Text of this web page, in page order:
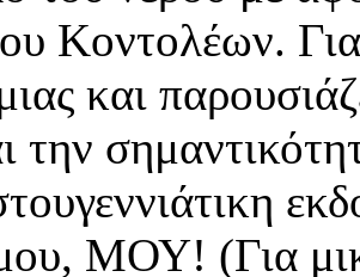
Κοντολέων.
και
την
ΜΟΥ! (Για